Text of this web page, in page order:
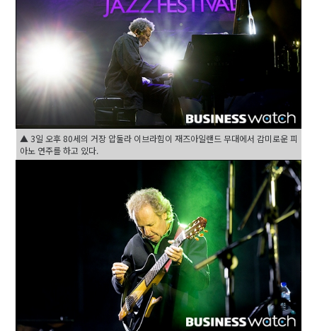
▲ 3일 오후 80세의 거장 압둘라 이브라힘이 재즈아일랜드 무대에서 감미로운 피
아노 연주를 하고 있다.